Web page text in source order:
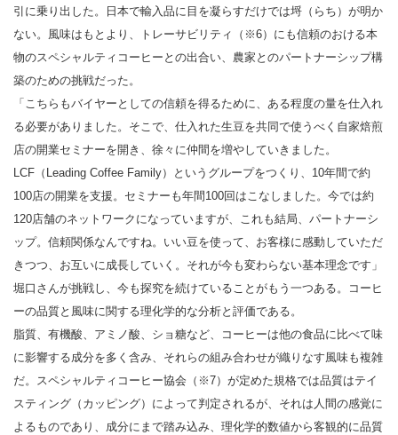
引に乗り出した。日本で輸入品に目を凝らすだけでは埒（らち）が明か
ない。風味はもとより、トレーサビリティ（※6）にも信頼のおける本
物のスペシャルティコーヒーとの出合い、農家とのパートナーシップ構
築のための挑戦だった。
「こちらもバイヤーとしての信頼を得るために、ある程度の量を仕入れ
る必要がありました。そこで、仕入れた生豆を共同で使うべく自家焙煎
店の開業セミナーを開き、徐々に仲間を増やしていきました。
LCF（Leading Coffee Family）というグループをつくり、10年間で約
100店の開業を支援。セミナーも年間100回はこなしました。今では約
120店舗のネットワークになっていますが、これも結局、パートナーシ
ップ。信頼関係なんですね。いい豆を使って、お客様に感動していただ
きつつ、お互いに成長していく。それが今も変わらない基本理念です」
堀口さんが挑戦し、今も探究を続けていることがもう一つある。コーヒ
ーの品質と風味に関する理化学的な分析と評価である。
脂質、有機酸、アミノ酸、ショ糖など、コーヒーは他の食品に比べて味
に影響する成分を多く含み、それらの組み合わせが織りなす風味も複雑
だ。スペシャルティコーヒー協会（※7）が定めた規格では品質はテイ
スティング（カッピング）によって判定されるが、それは人間の感覚に
よるものであり、成分にまで踏み込み、理化学的数値から客観的に品質